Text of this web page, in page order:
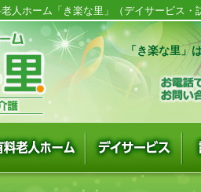
人ホーム「き楽な里」（デイサービス
「き楽な里」